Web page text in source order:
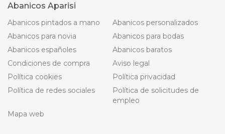
Abanicos Aparisi
Abanicos pintados a mano
Abanicos personalizados
Abanicos para novia
Abanicos para bodas
Abanicos españoles
Abanicos baratos
Condiciones de compra
Aviso legal
Política cookies
Política privacidad
Política de redes sociales
Política de solicitudes de
empleo
Mapa web